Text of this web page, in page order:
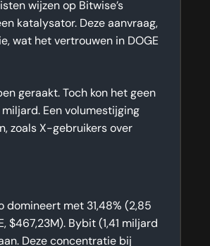
wijzen op Bitwise’s
katalysator. Deze aanvraag,
wat het vertrouwen in DOGE
geraakt. Toch kon het geen
Een volumestijging
zoals X-gebruikers over
met 31,48% (2,85
$467,23M). Bybit (1,41 miljard
Deze concentratie bij